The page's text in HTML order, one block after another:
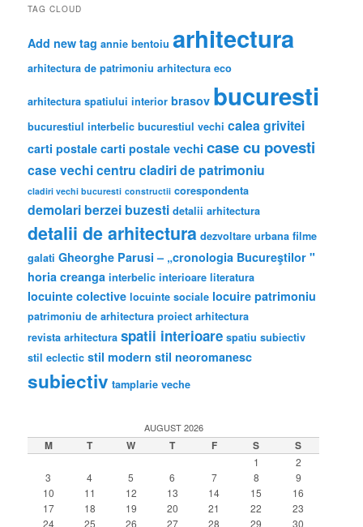
TAG CLOUD
Add new tag annie bentoiu arhitectura
arhitectura de patrimoniu arhitectura eco
arhitectura spatiului interior brasov bucuresti
bucurestiul interbelic bucurestiul vechi calea grivitei
carti postale carti postale vechi case cu povesti
case vechicentru cladiri de patrimoniu
cladiri vechi bucuresti constructii corespondenta
demolari berzei buzesti detalii arhitectura
detalii de arhitectura dezvoltare urbana filme
galati Gheorghe Parusi – „cronologia Bucureştilor "
horia creanga interbelic interioare literatura
locuinte colective locuinte sociale locuire patrimoniu
patrimoniu de arhitectura proiect arhitectura
revista arhitectura spatii interioare spatiu subiectiv
stil eclectic stil modern stil neoromanesc
subiectiv tamplarie veche
AUGUST 2026
M T W T F S S
1
2
3
4 5 6 7 8
9
10
11 12 13 14 15
16
17
18 19 20 21 22
23
24
25 26 27 28 29
30